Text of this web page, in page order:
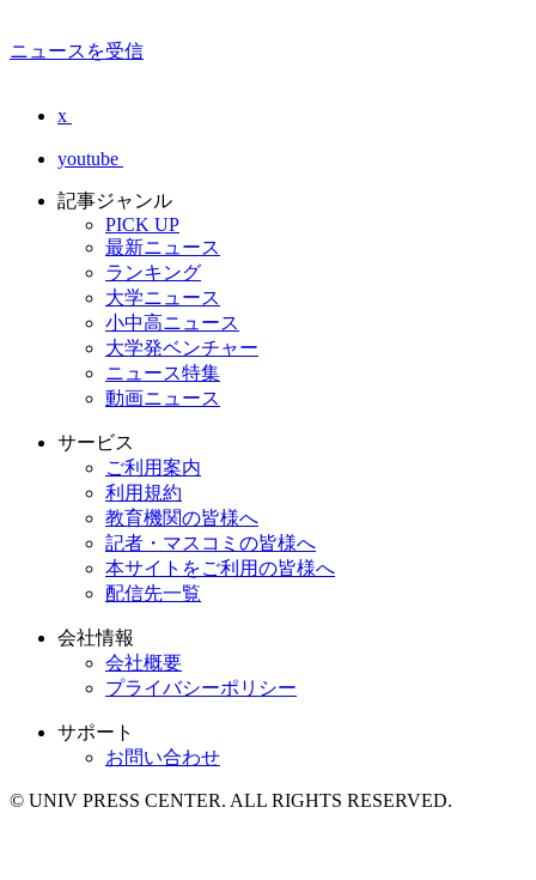
ニュースを受信
x
youtube
記事ジャンル
PICK UP
最新ニュース
ランキング
大学ニュース
小中高ニュース
大学発ベンチャー
ニュース特集
動画ニュース
サービス
ご利用案内
利用規約
教育機関の皆様へ
記者・マスコミの皆様へ
本サイトをご利用の皆様へ
配信先一覧
会社情報
会社概要
プライバシーポリシー
サポート
お問い合わせ
© UNIV PRESS CENTER. ALL RIGHTS RESERVED.